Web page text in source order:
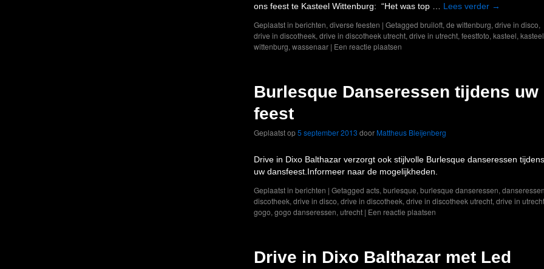
ons feest te Kasteel Wittenburg: “Het was top … Lees verder →
Geplaatst in berichten, diverse feesten | Getagged bruiloft, de wittenburg, drive in disco,
drive in discotheek, drive in discotheek utrecht, drive in utrecht, feestfoto, kasteel,
wittenburg, wassenaar | Een reactie plaatsen
Burlesque Danseressen tijdens uw
feest
Geplaatst op5 september 2013 door Mattheus Bleijenberg
Drive in Dixo Balthazar verzorgt ook stijlvolle Burlesque danseressen tijdens
uw dansfeest.Informeer naar de mogelijkheden.
Geplaatst in berichten | Getagged acts, burlesque, burlesque danseressen, danseressen
discotheek, drive in disco, drive in discotheek, drive in discotheek utrecht, drive in utrecht
gogo, gogo danseressen, utrecht | Een reactie plaatsen
Drive in Dixo Balthazar met Led